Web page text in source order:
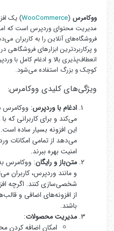
ووکامرس (
WooCommerce) یک
مدیریت محتوای وردپرس است که
فروشگاه‌های آنلاین را به کاربران
و پرکاربردترین ابزارهای فروشگاهی
انعطاف‌پذیری بالا و ادغام کامل با
کوچک و بزرگ استفاده می‌شود.
ویژگی‌های کلیدی ووکامرس:
ادغام با وردپرس: ووکامرس
می‌کند و برای کاربرانی که
این افزونه بسیار ساده است.
می‌دهد از تمامی امکانات
امنیت بهره ببرند.
متن‌باز و رایگان: ووکامرس
و مانند وردپرس، کاربران
شخصی‌سازی کنند. اگرچه
از افزونه‌های اضافی و
باشند.
مدیریت محصولات:
امکان اضافه کردن